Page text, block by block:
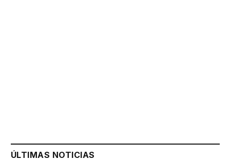
ÚLTIMAS NOTICIAS